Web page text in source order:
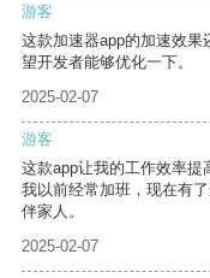
游客
这款加速器app的加速效
望开发者能够优化一下。
2025-02-07
游客
这款app让我的工作效率提
我以前经常加班，现在有
伴家人。
2025-02-07